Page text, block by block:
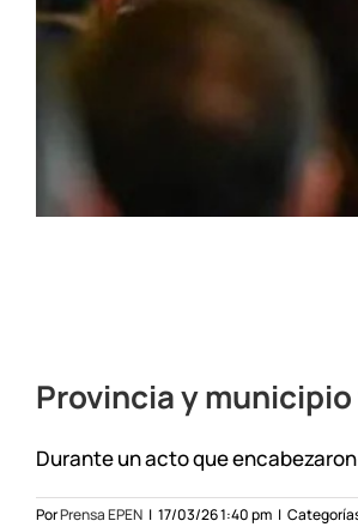
Provincia y
Durante un acto que
PorPrensa EPEN | 17/03/26 1:40 pm |